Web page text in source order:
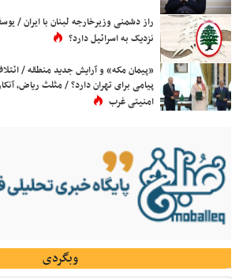
راز دشمنی وزیرخارجه لبنان با ایران /
نزدیک به اسرائیل دارد؟
«پیمان مکه» و آرایش جدید منطقه /
پیامی برای تهران دارد؟ / مثلث ریاض،
امنیتی غرب
وبگردی